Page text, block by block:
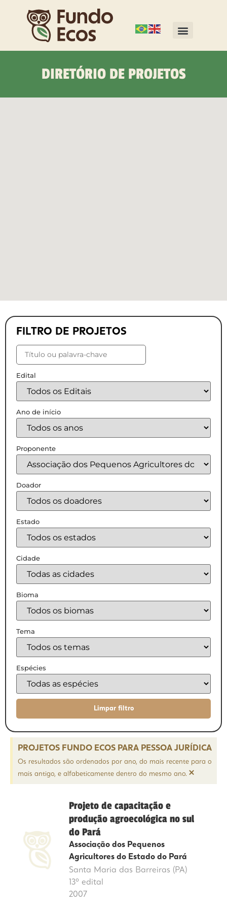
DIRETÓRIO DE PROJETOS
FILTRO DE PROJETOS
Edital
Ano de início
Proponente
Doador
Estado
Cidade
Bioma
Tema
Espécies
PROJETOS FUNDO ECOS PARA PESSOA JURÍDICA
Os resultados são ordenados por ano, do mais recente para o
mais antigo, e alfabeticamente dentro do mesmo ano. ×
Projeto de capacitação e
produção agroecológica no sul
do Pará
Associação dos Pequenos
Agricultores do Estado do Pará
Santa Maria das Barreiras (PA)
13º edital
2007